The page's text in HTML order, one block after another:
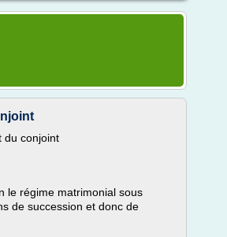
du conjoint
le régime matrimonial sous
de succession et donc de